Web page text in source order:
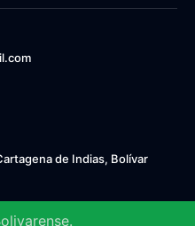
de Indias, Bolívar